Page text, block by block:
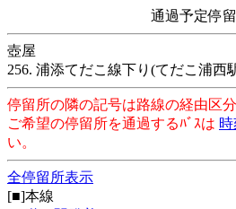
通過予定停
壺屋
256. 浦添てだこ線下り(てだこ浦西
停留所の隣の記号は路線の経由区分
ご希望の停留所を通過するﾊﾞｽは
い。
全停留所表示
[■]本線